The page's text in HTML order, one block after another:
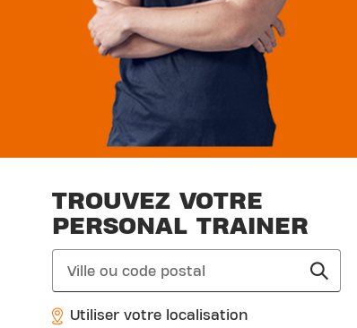
TROUVEZ VOTRE
PERSONAL TRAINER
search
Utiliser votre localisation